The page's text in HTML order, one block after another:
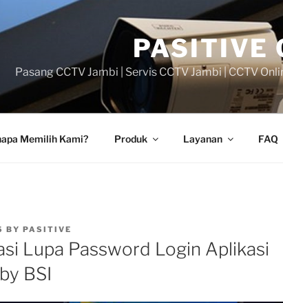
PASITIVE
Pasang CCTV Jambi | Servis CCTV Jambi | CCTV
Memilih Kami? Produk Layanan FAQ
BY PASITIVE
Lupa Password Login Aplikasi
BSI